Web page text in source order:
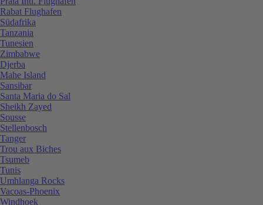
Rabat Flughafen
Südafrika
Tanzania
Tunesien
Zimbabwe
Djerba
Mahe Island
Sansibar
Santa Maria do Sal
Sheikh Zayed
Sousse
Stellenbosch
Tanger
Trou aux Biches
Tsumeb
Tunis
Umhlanga Rocks
Vacoas-Phoenix
Windhoek